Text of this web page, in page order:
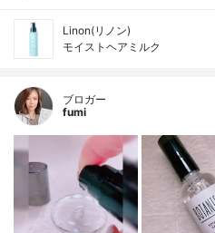
Linon(リノン)
モイストヘアミルク
ブロガー
fumi